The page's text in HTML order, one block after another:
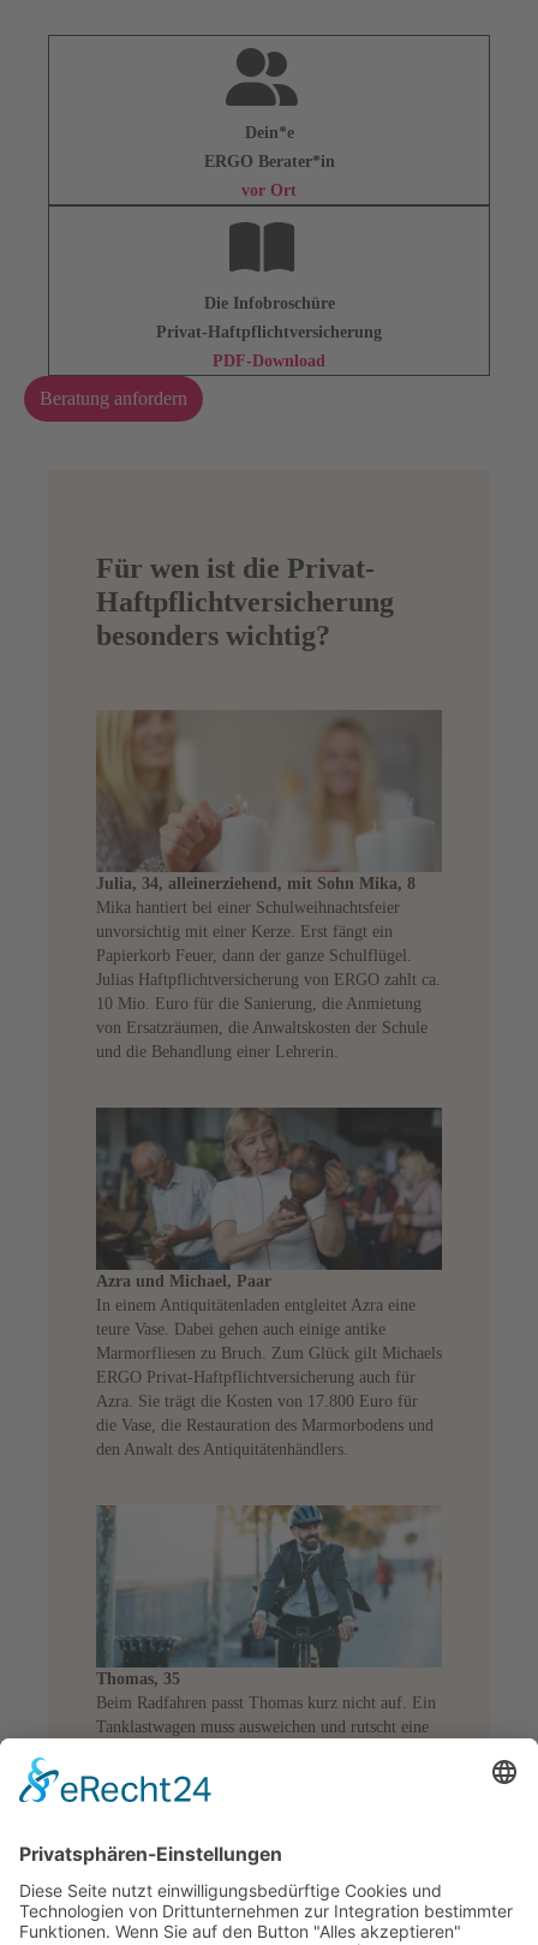
Dein*e
ERGO Berater*in
vor Ort
Die Infobroschüre
Privat-Haftpflichtversicherung
PDF-Download
Beratung anfordern
Für wen ist die Privat-
Haftpflichtversicherung
besonders wichtig?
Julia, 34, alleinerziehend, mit Sohn Mika, 8
Mika hantiert bei einer Schulweihnachtsfeier
unvorsichtig mit einer Kerze. Erst fängt ein
Papierkorb Feuer, dann der ganze Schulflügel.
Julias Haftpflichtversicherung von ERGO zahlt ca.
10 Mio. Euro für die Sanierung, die Anmietung
von Ersatzräumen, die Anwaltskosten der Schule
und die Behandlung einer Lehrerin.
Azra und Michael, Paar
In einem Antiquitätenladen entgleitet Azra eine
teure Vase. Dabei gehen auch einige antike
Marmorfliesen zu Bruch. Zum Glück gilt Michaels
ERGO Privat-Haftpflichtversicherung auch für
Azra. Sie trägt die Kosten von 17.800 Euro für
die Vase, die Restauration des Marmorbodens und
den Anwalt des Antiquitätenhändlers.
Thomas, 35
Beim Radfahren passt Thomas kurz nicht auf. Ein
Tanklastwagen muss ausweichen und rutscht eine
Euro für Schäden am Lkw, Kosten für
Anwält*innen der Gegenseite, Beseitigung von
Behandlung, Reha und lebenslange Rente des